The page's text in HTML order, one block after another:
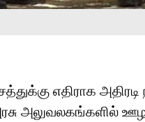
எதிராக
அலுவலகங்களில் ஊழல்